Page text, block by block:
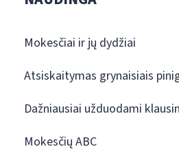
Mokesčiai ir jų dydžiai
Atsiskaitymas grynaisiais
Dažniausiai užduodami
Mokesčių ABC